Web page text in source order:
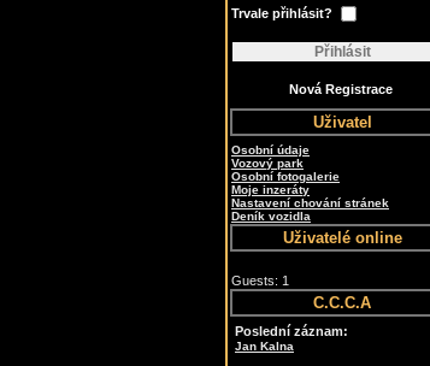
Trvale přihlásit?
Nová Registrace
Uživatel
Osobní údaje
Vozový park
Osobní fotogalerie
Moje inzeráty
Nastavení chování stránek
Deník vozidla
Uživatelé online
Guests: 1
C.C.C.A
Poslední záznam:
Jan Kalna